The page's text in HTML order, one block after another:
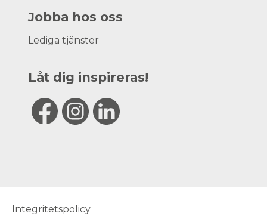
Jobba hos oss
Lediga tjänster
Låt dig inspireras!
Integritetspolicy